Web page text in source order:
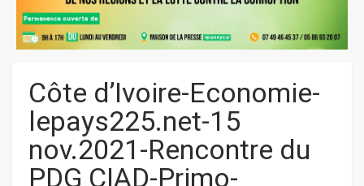
Côte d’Ivoire-Economie-
lepays225.net-15
nov.2021-Rencontre du
PDG CIAD-Primo-